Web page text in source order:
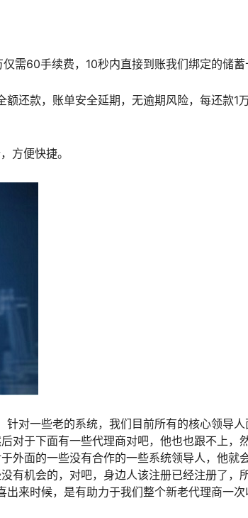
需60手续费，10秒内直接到账我们绑定的储蓄
还款，账单安全延期，无逾期风险，每还款1
方便快捷。
对一些老的系统，我们目前所有的核心领导人
对于下面有一些代理商对吧，他也也跟不上，
外面的一些没有合作的一些系统领导人，他就
有机会的，对吧，身边人该注册已经注册了，
来时候，是有助力于我们整个新老代理商一次